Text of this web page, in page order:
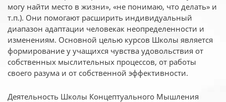
могу найти место в жизни», «не понимаю, что делать» и
т.п.). Они помогают расширить индивидуальный
диапазон адаптации человекак неопределенности и
изменениям. Основной целью курсов Школы является
формирование у учащихся чувства удовольствия от
собственных мыслительных процессов, от работы
своего разума и от собственной эффективности.
Деятельность Школы Концептуального Мышления